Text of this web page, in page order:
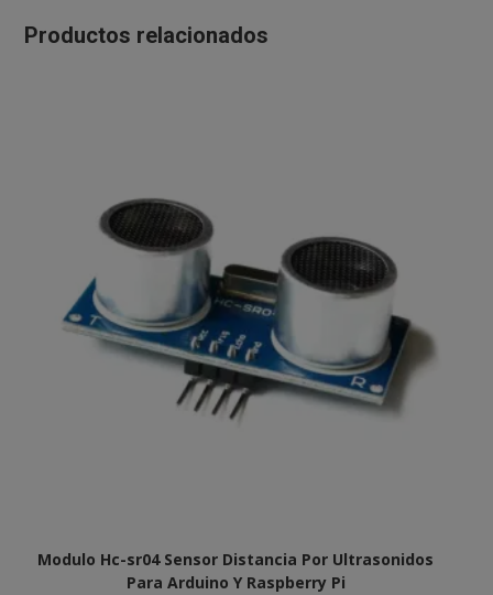
Productos relacionados
Modulo Hc-sr04 Sensor Distancia Por Ultrasonidos
Para Arduino Y Raspberry Pi